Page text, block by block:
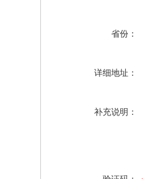
省份：
详细地址：
补充说明：